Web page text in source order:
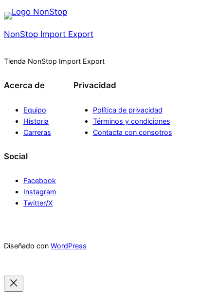
NonStop Import Export
Tienda NonStop Import Export
Acerca de
Equipo
Historia
Carreras
Privacidad
Política de privacidad
Términos y condiciones
Contacta con consotros
Social
Facebook
Instagram
Twitter/X
Diseñado con WordPress